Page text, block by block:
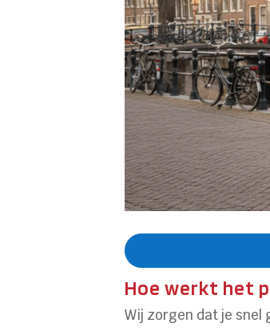
Hoe werkt het
Wij zorgen dat je